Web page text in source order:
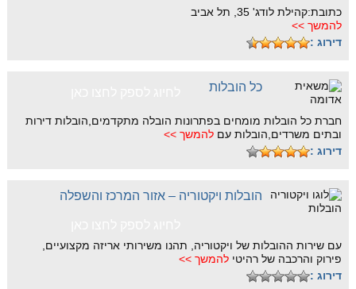
כתובת:קהילת לודג' 35, תל אביב
להמשך >>
דירוג :
כל הובלות
חברת כל הובלות מומחים בפתרונות הובלה מתקדמים,הובלות דירות
ובתים משרדים,הובלות עם להמשך >>
דירוג :
הובלות ויקטוריה – אזור המרכז והשפלה
עם שירות ההובלות של ויקטוריה, תהנו משירותי אריזה מקצועיים,
פירוק והרכבה של רהיטי להמשך >>
דירוג :